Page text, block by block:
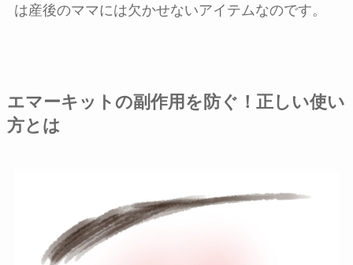
は産後のママには欠かせないアイテムなのです。
エマーキットの副作用を防ぐ！正しい使い
方とは